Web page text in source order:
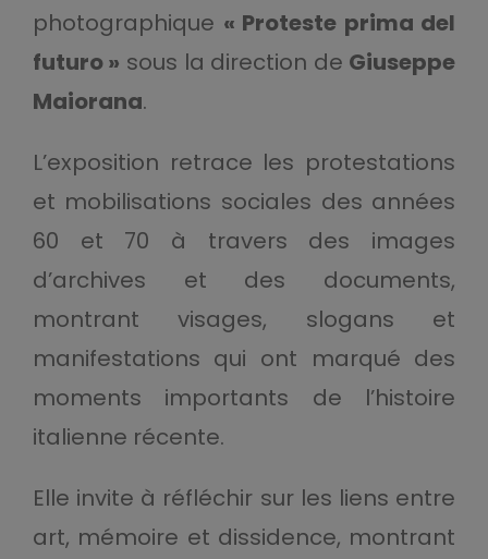
photographique « Proteste prima del
futuro » sous la direction de Giuseppe
Maiorana.
L’exposition retrace les protestations
et mobilisations sociales des années
60 et 70 à travers des images
d’archives et des documents,
montrant visages, slogans et
manifestations qui ont marqué des
moments importants de l’histoire
italienne récente.
Elle invite à réfléchir sur les liens entre
art, mémoire et dissidence, montrant